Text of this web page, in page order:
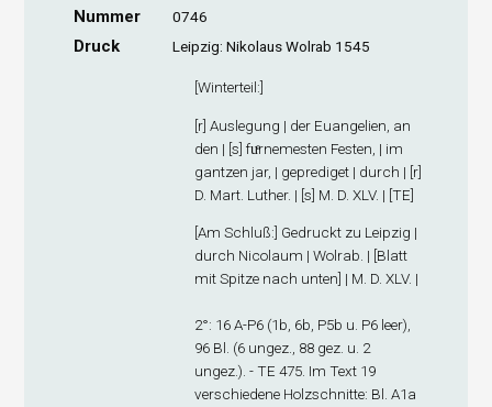
Nummer 0746
Druck Leipzig: Nikolaus Wolrab 1545
[Winterteil:]
[r] Auslegung | der Euangelien, an
den | [s] fuͤrnemesten Festen, | im
gantzen jar, | geprediget | durch | [r]
D. Mart. Luther. | [s] M. D. XLV. | [TE]
[Am Schluß:] Gedruckt zu Leipzig |
durch Nicolaum | Wolrab. | [Blatt
mit Spitze nach unten] | M. D. XLV. |
2°: 16A-P6 (1b, 6b, P5b u. P6 leer),
96 Bl. (6 ungez., 88 gez. u. 2
ungez.). - TE 475. Im Text 19
verschiedene Holzschnitte: Bl. A1a